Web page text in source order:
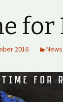
for
2016 News